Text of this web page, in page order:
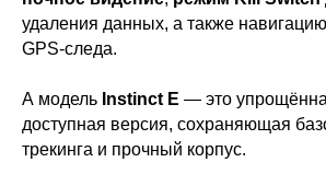
удаления данных, а также
GPS-следа.
А модель Instinct E — это
доступная версия, сохраняющая
трекинга и прочный корпус.